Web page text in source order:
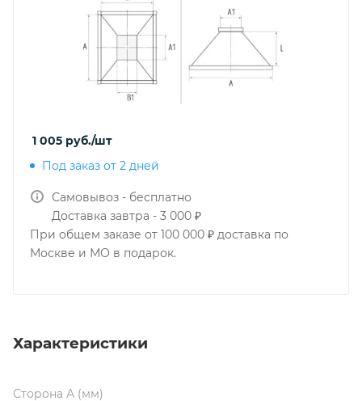
1 005 руб./шт
Под заказ от 2 дней
Самовывоз - бесплатно
Доставка завтра - 3 000 ₽
При общем заказе от 100 000 ₽ доставка по
Москве и МО в подарок.
Характеристики
Сторона А (мм)